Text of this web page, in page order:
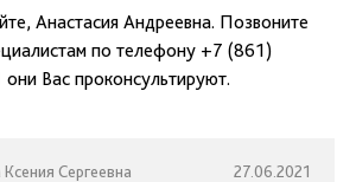
Анастасия Андреевна. Позвоните
по телефону +7 (861)
Вас проконсультируют.
Сергеевна 27.06.2021